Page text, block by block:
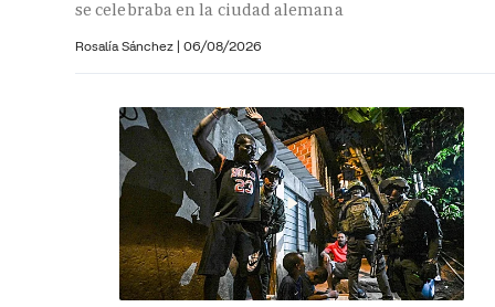
se celebraba en la ciudad alemana
Rosalía Sánchez | 06/08/2026